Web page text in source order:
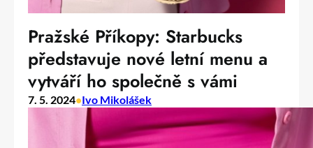
Pražské Příkopy: Starbucks
představuje nové letní menu a
vytváří ho společně s vámi
7. 5. 2024•Ivo Mikolášek